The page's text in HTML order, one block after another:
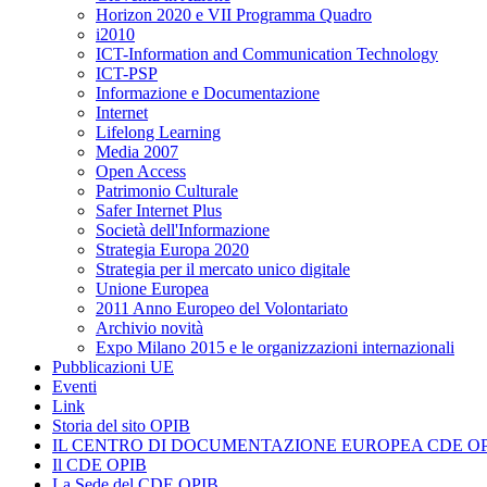
Horizon 2020 e VII Programma Quadro
i2010
ICT-Information and Communication Technology
ICT-PSP
Informazione e Documentazione
Internet
Lifelong Learning
Media 2007
Open Access
Patrimonio Culturale
Safer Internet Plus
Società dell'Informazione
Strategia Europa 2020
Strategia per il mercato unico digitale
Unione Europea
2011 Anno Europeo del Volontariato
Archivio novità
Expo Milano 2015 e le organizzazioni internazionali
Pubblicazioni UE
Eventi
Link
Storia del sito OPIB
IL CENTRO DI DOCUMENTAZIONE EUROPEA CDE
Il CDE OPIB